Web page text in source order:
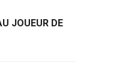
JOUEUR DE